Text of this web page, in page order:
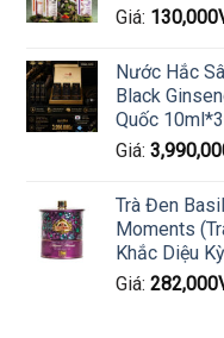
Giá: 130,000
Nước Hắc
Black
Quốc
Giá:
Trà Đen
Moments
Khắc Diệu
Giá: 282,000